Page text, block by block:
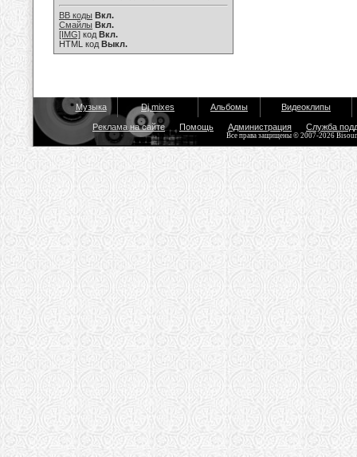
BB коды Вкл.
Смайлы Вкл.
[IMG] код Вкл.
HTML код Выкл.
Музыка Dj mixes Альбомы Видеоклипы
Реклама на сайте Помощь Администрация Служба
Все права защищены © 2007-2026